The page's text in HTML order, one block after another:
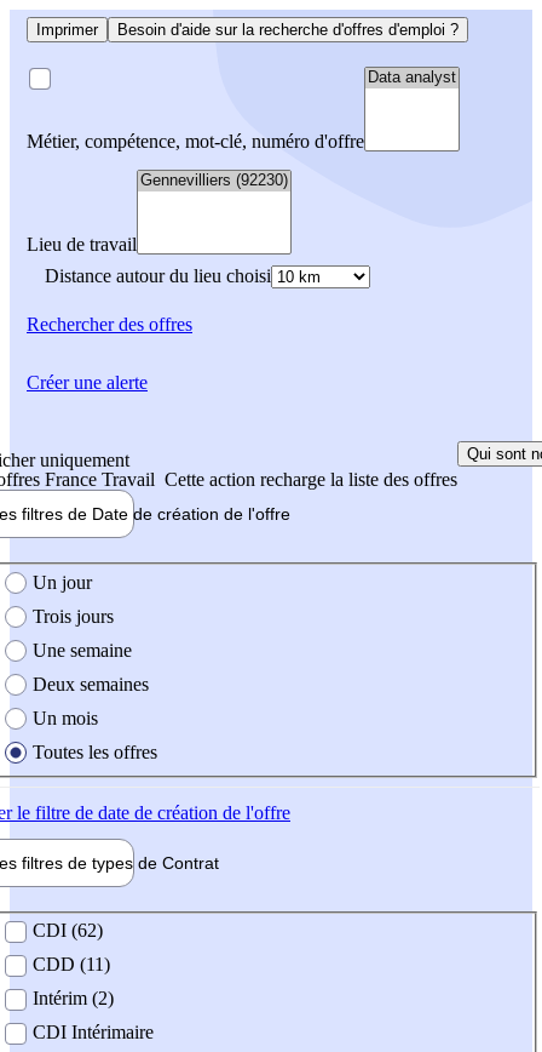
Imprimer Besoin d'aide sur la recherche d'offres d'emploi ?
Métier, compétence, mot-clé, numéro d'offre
Lieu de travail
Distance autour du lieu choisi
Rechercherdes offres
uniquement
France Travail Cette action recharge la liste des offres
Qui sont
filtres de Date de création de l'offre
création de l'offre
Un jour
Trois jours
Une semaine
Deux semaines
Un mois
Toutes les offres
le filtre de date de création de l'offre
filtres de types de Contrat
contrat
CDI (62)
CDD (11)
Intérim (2)
CDI Intérimaire
Créer une alerte